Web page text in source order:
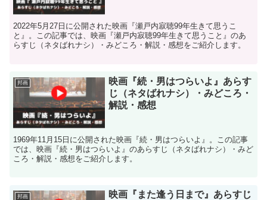
2022年5月27日に公開された映画『瀬戸内寂聴99年生きて思うこ
と』。この記事では、映画『瀬戸内寂聴99年生きて思うこと』のあ
らすじ（ネタばれナシ）・みどころ・解説・感想をご紹介します。
邦画
映画『続・男はつらいよ』あらす
じ（ネタばれナシ）・みどころ・
解説・感想
1969年11月15日に公開された映画『続・男はつらいよ』。この記事
では、映画『続・男はつらいよ』のあらすじ（ネタばれナシ）・みど
ころ・解説・感想をご紹介します。
邦画
映画『また逢う日まで』あらすじ